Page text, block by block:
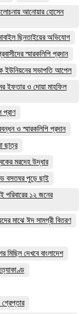
আনোয়ার হোসেন
ছিনতাইয়ের অভিযোগ
স্মারকলিপি প্রদান
ইউনিয়নের সভাপতি আপেল
ইফতার ও দোয়া মাহফিল
প্রাণ
ও স্মারকলিপি প্রদান
ছাত্র
মরদেহ উদ্ধার
বসতঘর পুড়ে ছাই
পরিবারের ১২ জনের
মাঝে ঈদ সামগ্রী বিতরণ
দেখবে বাংলাদেশ